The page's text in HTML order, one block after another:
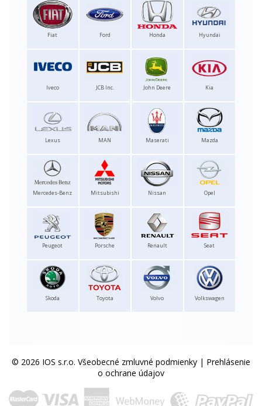
Fiat Ford Honda Hyundai
Iveco JCB Inc. John Deere Kia
Lexus MAN Maserati Mazda
Mercedes-Benz Mitsubishi Nissan Opel
Peugeot Porsche Renault Seat
Skoda Toyota Volvo Volkswagen
© 2026 IOS s.r.o. Všeobecné zmluvné podmienky | Prehlásenie
o ochrane údajov